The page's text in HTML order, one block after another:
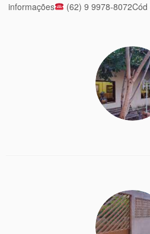
informações
(62) 9 9978-8072Cód